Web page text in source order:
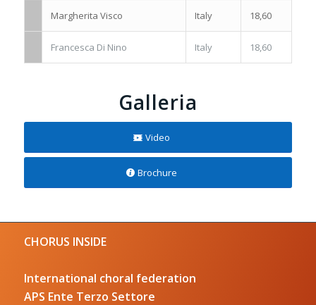
Margherita Visco Italy 18,60
Francesca Di Nino Italy 18,60
Galleria
Video
Brochure
CHORUS INSIDE
International choral federation
APS Ente Terzo Settore